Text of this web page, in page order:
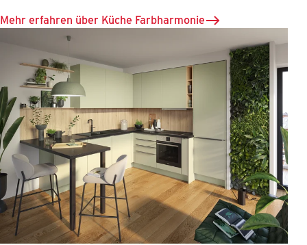
Mehr erfahren über Küche Farbharmonie